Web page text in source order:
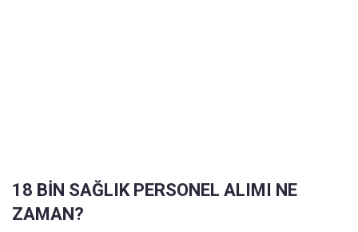
18 BİN SAĞLIK PERSONEL ALIMI NE
ZAMAN?